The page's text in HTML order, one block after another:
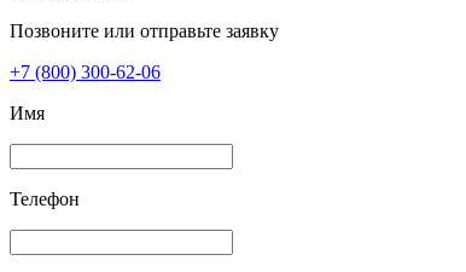
Позвоните или отправьте заявку
+7 (800) 300-62-06
Имя
Телефон